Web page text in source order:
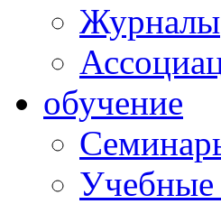
Журналы
обучение